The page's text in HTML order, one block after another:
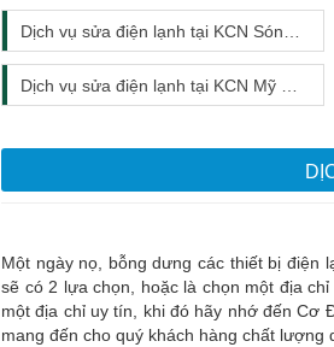
Dịch vụ sửa điện lạnh tại KCN Sóng Thần 3
Dịch vụ sửa điện lạnh tại KCN Mỹ Phước 3
Một ngày nọ, bỗng dưng các thiết bị điện
sẽ có 2 lựa chọn, hoặc là chọn một địa
một địa chỉ uy tín, khi đó hãy nhớ đến Cơ
mang đến cho quý khách hàng chất lượng